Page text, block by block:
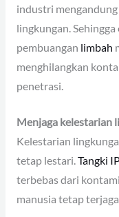
industri
lingkungan.
pembuangan limbah
menghilangkan
penetrasi.
Menjaga kelestarian
Kelestarian
tetap lestari.Tangki
terbebas dari
manusia tetap